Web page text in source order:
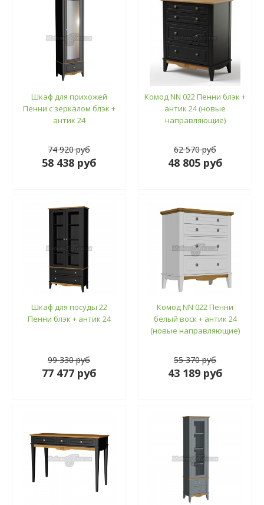
Шкаф для прихожей
Пенни с зеркалом блэк +
антик 24
74 920 руб
58 438 руб
Комод NN 022 Пенни блэк +
антик 24 (новые
направляющие)
62 570 руб
48 805 руб
Шкаф для посуды 22
Пенни блэк + антик 24
99 330 руб
77 477 руб
Комод NN 022 Пенни
белый воск + антик 24
(новые направляющие)
55 370 руб
43 189 руб